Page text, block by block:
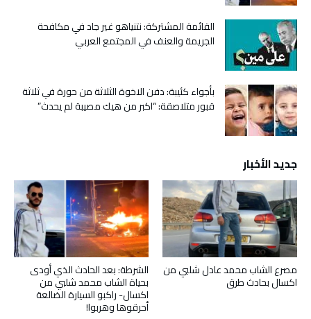
القائمة المشتركة: نتنياهو غير جاد في مكافحة
الجريمة والعنف في المجتمع العربي
بأجواء كئيبة: دفن الاخوة الثلاثة من حورة في ثلاثة
قبور متلاصقة: “اكبر من هيك مصيبة لم يحدث”
جديد الأخبار
الشرطة: بعد الحادث الذي أودى
بحياة الشاب محمد شلبي من
اكسال- راكبو السيارة الضالعة
أحرقوها وهربوا!
مصرع الشاب محمد عادل شلبي من
اكسال بحادث طرق